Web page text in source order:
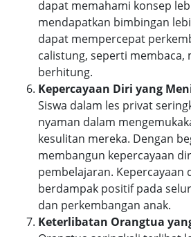
dapat memahami konsep
mendapatkan bimbingan
dapat mempercepat
calistung, seperti membaca,
berhitung.
Kepercayaan Diri yang
Siswa dalam les privat
nyaman dalam
kesulitan mereka. Dengan
membangun kepercayaan
pembelajaran. Kepercayaan
berdampak positif pada
dan perkembangan anak.
Keterlibatan Orangtua